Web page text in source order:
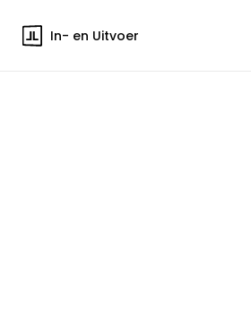
In- en Uitvoer